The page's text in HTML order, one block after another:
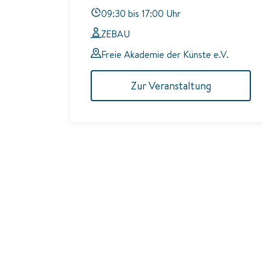
09:30 bis 17:00 Uhr
ZEBAU
Freie Akademie der Künste e.V.
Zur Veranstaltung